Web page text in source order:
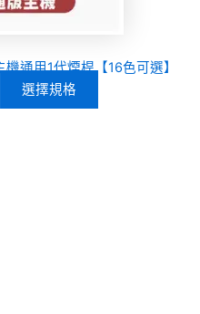
通用1代煙桿【16色可選】
選擇規格